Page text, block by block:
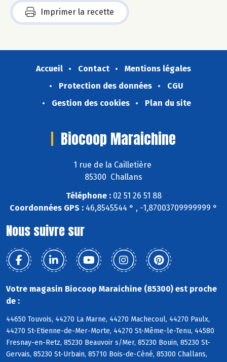
Imprimer la recette
Accueil Contact
Mentions légales
Protection des données
CGU
Gestion des cookies
Plan du site
Biocoop Maraichine
1 rue de la Cailletière
85300 Challans
Téléphone :02 51 26 51 88
Coordonnées GPS : 46,8545544 ° , -1,87003709999999 °
Nous suivre sur
Votre magasin Biocoop Maraichine (85300) est proche
de :
44650 Touvois, 44270 La Marne, 44270 Machecoul, 44270 Paulx,
44270 St-Etienne-de-Mer-Morte, 44270 St-Même-le-Tenu, 44580
Fresnay-en-Retz, 85230 Beauvoir s/Mer, 85230 Bouin, 85230 St-
Gervais, 85230 St-Urbain, 85710 Bois-de-Céné, 85300 Challans,